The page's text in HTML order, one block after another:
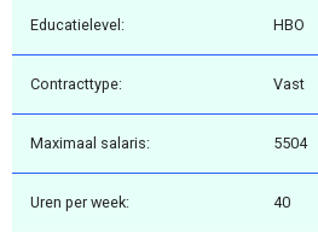
Educatielevel: HBO
Contracttype: Vast
Maximaal salaris: 5504
Uren per week: 40